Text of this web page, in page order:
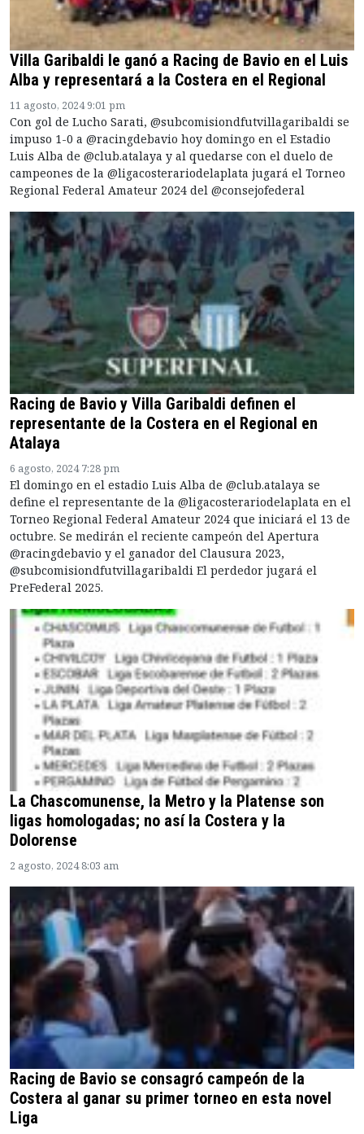
Villa Garibaldi le ganó a Racing de Bavio en el Luis
Alba y representará a la Costera en el Regional
11 agosto, 2024 9:01 pm
Con gol de Lucho Sarati, @subcomisiondfutvillagaribaldi se
impuso 1-0 a @racingdebavio hoy domingo en el Estadio
Luis Alba de @club.atalaya y al quedarse con el duelo de
campeones de la @ligacosterariodelaplata jugará el Torneo
Regional Federal Amateur 2024 del @consejofederal
Racing de Bavio y Villa Garibaldi definen el
representante de la Costera en el Regional en
Atalaya
6 agosto, 2024 7:28 pm
El domingo en el estadio Luis Alba de @club.atalaya se
define el representante de la @ligacosterariodelaplata en el
Torneo Regional Federal Amateur 2024 que iniciará el 13 de
octubre. Se medirán el reciente campeón del Apertura
@racingdebavio y el ganador del Clausura 2023,
@subcomisiondfutvillagaribaldi El perdedor jugará el
PreFederal 2025.
La Chascomunense, la Metro y la Platense son
ligas homologadas; no así la Costera y la
Dolorense
2 agosto, 2024 8:03 am
Racing de Bavio se consagró campeón de la
Costera al ganar su primer torneo en esta novel
Liga